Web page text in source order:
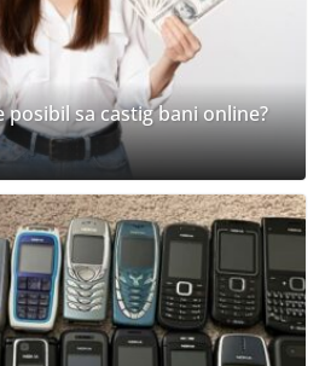
posibil sa castig bani online?